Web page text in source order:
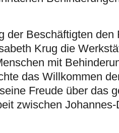
Beschäftigten den
Krug die
mit
das Willkommen
Freude über das
zwischen